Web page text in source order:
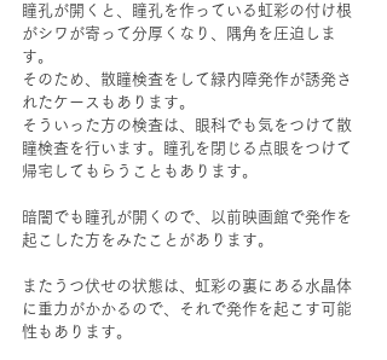
瞳孔が開くと、瞳孔を作っている虹彩の付け根
がシワが寄って分厚くなり、隅角を圧迫しま
す。
そのため、散瞳検査をして緑内障発作が誘発さ
れたケースもあります。
そういった方の検査は、眼科でも気をつけて散
瞳検査を行います。瞳孔を閉じる点眼をつけて
帰宅してもらうこともあります。
暗闇でも瞳孔が開くので、以前映画館で発作を
起こした方をみたことがあります。
またうつ伏せの状態は、虹彩の裏にある水晶体
に重力がかかるので、それで発作を起こす可能
性もあります。